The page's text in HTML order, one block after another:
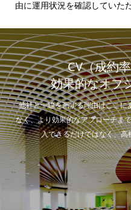
由に運用状況を確認していた
CV（成約
効果的なオプ
他社と一線を画する理由はここに
なく、より効果的なアプローチま
入できるだけではなく、